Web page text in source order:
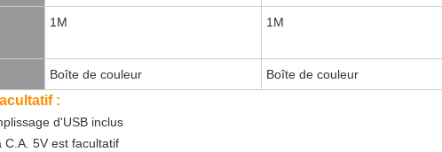
1M 1M
Boîte de couleur Boîte de couleur
:
d'USB inclus
C.A. 5V est facultatif